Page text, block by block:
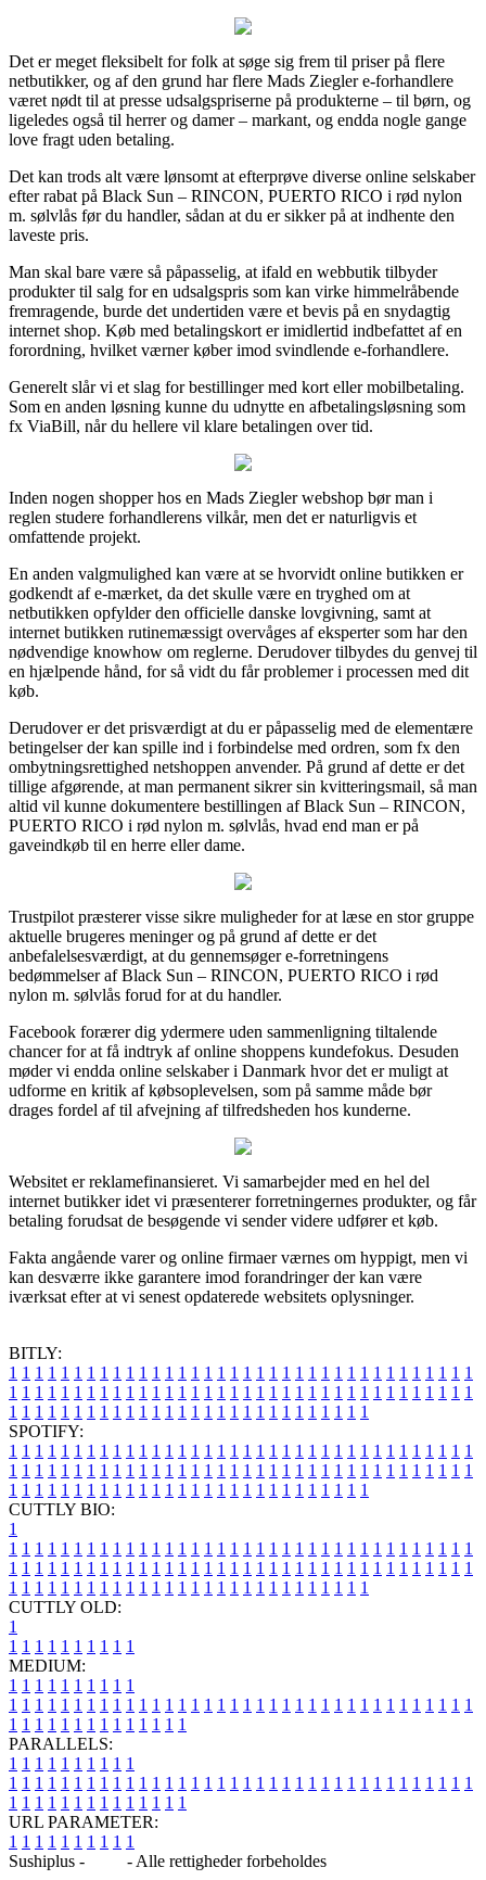
Det er meget fleksibelt for folk at søge sig frem til priser på flere
netbutikker, og af den grund har flere Mads Ziegler e-forhandlere
været nødt til at presse udsalgspriserne på produkterne – til børn, og
ligeledes også til herrer og damer – markant, og endda nogle gange
love fragt uden betaling.
Det kan trods alt være lønsomt at efterprøve diverse online selskaber
efter rabat på Black Sun – RINCON, PUERTO RICO i rød nylon
m. sølvlås før du handler, sådan at du er sikker på at indhente den
laveste pris.
Man skal bare være så påpasselig, at ifald en webbutik tilbyder
produkter til salg for en udsalgspris som kan virke himmelråbende
fremragende, burde det undertiden være et bevis på en snydagtig
internet shop. Køb med betalingskort er imidlertid indbefattet af en
forordning, hvilket værner køber imod svindlende e-forhandlere.
Generelt slår vi et slag for bestillinger med kort eller mobilbetaling.
Som en anden løsning kunne du udnytte en afbetalingsløsning som
fx ViaBill, når du hellere vil klare betalingen over tid.
Inden nogen shopper hos en Mads Ziegler webshop bør man i
reglen studere forhandlerens vilkår, men det er naturligvis et
omfattende projekt.
En anden valgmulighed kan være at se hvorvidt online butikken er
godkendt af e-mærket, da det skulle være en tryghed om at
netbutikken opfylder den officielle danske lovgivning, samt at
internet butikken rutinemæssigt overvåges af eksperter som har den
nødvendige knowhow om reglerne. Derudover tilbydes du genvej til
en hjælpende hånd, for så vidt du får problemer i processen med dit
køb.
Derudover er det prisværdigt at du er påpasselig med de elementære
betingelser der kan spille ind i forbindelse med ordren, som fx den
ombytningsrettighed netshoppen anvender. På grund af dette er det
tillige afgørende, at man permanent sikrer sin kvitteringsmail, så man
altid vil kunne dokumentere bestillingen af Black Sun – RINCON,
PUERTO RICO i rød nylon m. sølvlås, hvad end man er på
gaveindkøb til en herre eller dame.
Trustpilot præsterer visse sikre muligheder for at læse en stor gruppe
aktuelle brugeres meninger og på grund af dette er det
anbefalelsesværdigt, at du gennemsøger e-forretningens
bedømmelser af Black Sun – RINCON, PUERTO RICO i rød
nylon m. sølvlås forud for at du handler.
Facebook forærer dig ydermere uden sammenligning tiltalende
chancer for at få indtryk af online shoppens kundefokus. Desuden
møder vi endda online selskaber i Danmark hvor det er muligt at
udforme en kritik af købsoplevelsen, som på samme måde bør
drages fordel af til afvejning af tilfredsheden hos kunderne.
Websitet er reklamefinansieret. Vi samarbejder med en hel del
internet butikker idet vi præsenterer forretningernes produkter, og får
betaling forudsat de besøgende vi sender videre udfører et køb.
Fakta angående varer og online firmaer værnes om hyppigt, men vi
kan desværre ikke garantere imod forandringer der kan være
iværksat efter at vi senest opdaterede websitets oplysninger.
BITLY:
1 1 1 1 1 1 1 1 1 1 1 1 1 1 1 1 1 1 1 1 1 1 1 1 1 1 1 1 1 1 1 1 1 1 1 1
1 1 1 1 1 1 1 1 1 1 1 1 1 1 1 1 1 1 1 1 1 1 1 1 1 1 1 1 1 1 1 1 1 1 1 1
1 1 1 1 1 1 1 1 1 1 1 1 1 1 1 1 1 1 1 1 1 1 1 1 1 1 1 1
SPOTIFY:
1 1 1 1 1 1 1 1 1 1 1 1 1 1 1 1 1 1 1 1 1 1 1 1 1 1 1 1 1 1 1 1 1 1 1 1
1 1 1 1 1 1 1 1 1 1 1 1 1 1 1 1 1 1 1 1 1 1 1 1 1 1 1 1 1 1 1 1 1 1 1 1
1 1 1 1 1 1 1 1 1 1 1 1 1 1 1 1 1 1 1 1 1 1 1 1 1 1 1 1
CUTTLY BIO:
1
1 1 1 1 1 1 1 1 1 1 1 1 1 1 1 1 1 1 1 1 1 1 1 1 1 1 1 1 1 1 1 1 1 1 1 1
1 1 1 1 1 1 1 1 1 1 1 1 1 1 1 1 1 1 1 1 1 1 1 1 1 1 1 1 1 1 1 1 1 1 1 1
1 1 1 1 1 1 1 1 1 1 1 1 1 1 1 1 1 1 1 1 1 1 1 1 1 1 1 1
CUTTLY OLD:
1
1 1 1 1 1 1 1 1 1 1
MEDIUM:
1 1 1 1 1 1 1 1 1 1
1 1 1 1 1 1 1 1 1 1 1 1 1 1 1 1 1 1 1 1 1 1 1 1 1 1 1 1 1 1 1 1 1 1 1 1
1 1 1 1 1 1 1 1 1 1 1 1 1 1
PARALLELS:
1 1 1 1 1 1 1 1 1 1
1 1 1 1 1 1 1 1 1 1 1 1 1 1 1 1 1 1 1 1 1 1 1 1 1 1 1 1 1 1 1 1 1 1 1 1
1 1 1 1 1 1 1 1 1 1 1 1 1 1
URL PARAMETER:
1 1 1 1 1 1 1 1 1 1
Sushiplus -
- Alle rettigheder forbeholdes